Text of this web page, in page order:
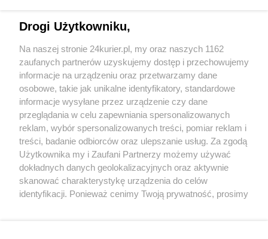
REGATY. Morskie stowarzyszenia zapraszają
Jedni sadzą krokusy, inni łowią ryby [GALERIA,
FILM]
POGODA
17℃
Zobacz prognozę na 3 dni
Drogi Użytkowniku,
Na naszej stronie 24kurier.pl, my oraz naszych 1162
zaufanych partnerów uzyskujemy dostęp i przechowujemy
informacje na urządzeniu oraz przetwarzamy dane
osobowe, takie jak unikalne identyfikatory, standardowe
informacje wysyłane przez urządzenie czy dane
przeglądania w celu zapewniania spersonalizowanych
reklam, wybór spersonalizowanych treści, pomiar reklam i
treści, badanie odbiorców oraz ulepszanie usług. Za zgodą
Użytkownika my i Zaufani Partnerzy możemy używać
dokładnych danych geolokalizacyjnych oraz aktywnie
skanować charakterystykę urządzenia do celów
identyfikacji. Ponieważ cenimy Twoją prywatność, prosimy